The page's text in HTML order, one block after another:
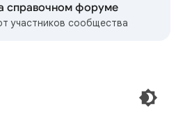
справочном форуме
участников сообщества